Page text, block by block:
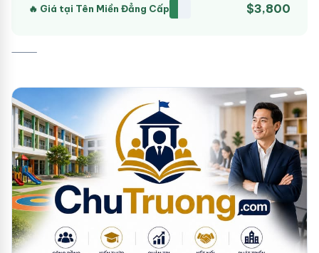
🔥 Giá tại Tên Miền Đẳng Cấp $3,800
⸻